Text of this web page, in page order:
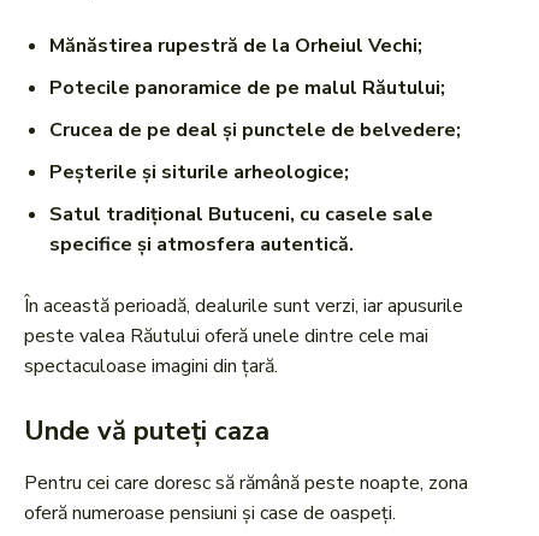
Mănăstirea rupestră de la Orheiul Vechi;
Potecile panoramice de pe malul Răutului;
Crucea de pe deal și punctele de belvedere;
Peșterile și siturile arheologice;
Satul tradițional Butuceni, cu casele sale
specifice și atmosfera autentică.
În această perioadă, dealurile sunt verzi, iar apusurile
peste valea Răutului oferă unele dintre cele mai
spectaculoase imagini din țară.
Unde vă puteți caza
Pentru cei care doresc să rămână peste noapte, zona
oferă numeroase pensiuni și case de oaspeți.